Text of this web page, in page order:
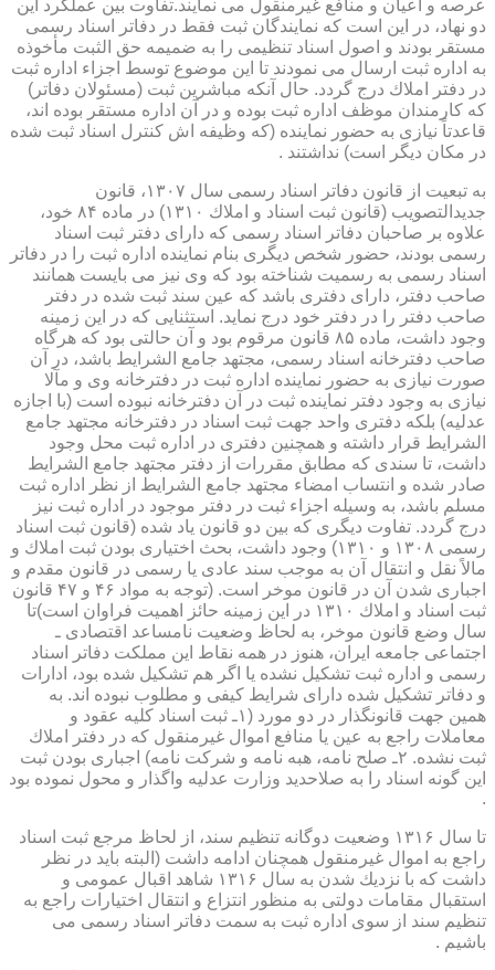
عرصه و اعیان و منافع غیرمنقول می نمایند.تفاوت بین عملكرد این
دو نهاد، در این است كه نمایندگان ثبت فقط در دفاتر اسناد رسمی
مستقر بودند و اصول اسناد تنظیمی را به ضمیمه حق الثبت مأخوذه
به اداره ثبت ارسال می نمودند تا این موضوع توسط اجزاء اداره ثبت
در دفتر املاك درج گردد. حال آنكه مباشرین ثبت (مسئولان دفاتر)
كه كارمندان موظف اداره ثبت بوده و در آن اداره مستقر بوده اند،
قاعدتاً نیازی به حضور نماینده (كه وظیفه اش كنترل اسناد ثبت شده
در مكان دیگر است) نداشتند .
به تبعیت از قانون دفاتر اسناد رسمی سال ۱۳۰۷، قانون
جدیدالتصویب (قانون ثبت اسناد و املاك ۱۳۱۰) در ماده ۸۴ خود،
علاوه بر صاحبان دفاتر اسناد رسمی كه دارای دفتر ثبت اسناد
رسمی بودند، حضور شخص دیگری بنام نماینده اداره ثبت را در دفاتر
اسناد رسمی به رسمیت شناخته بود كه وی نیز می بایست همانند
صاحب دفتر، دارای دفتری باشد كه عین سند ثبت شده در دفتر
صاحب دفتر را در دفتر خود درج نماید. استثنایی كه در این زمینه
وجود داشت، ماده ۸۵ قانون مرقوم بود و آن حالتی بود كه هرگاه
صاحب دفترخانه اسناد رسمی، مجتهد جامع الشرایط باشد، در آن
صورت نیازی به حضور نماینده اداره ثبت در دفترخانه وی و مآلا
نیازی به وجود دفتر نماینده ثبت در آن دفترخانه نبوده است (با اجازه
عدلیه) بلكه دفتری واحد جهت ثبت اسناد در دفترخانه مجتهد جامع
الشرایط قرار داشته و همچنین دفتری در اداره ثبت محل وجود
داشت، تا سندی كه مطابق مقررات از دفتر مجتهد جامع الشرایط
صادر شده و انتساب امضاء مجتهد جامع الشرایط از نظر اداره ثبت
مسلم باشد، به وسیله اجزاء ثبت در دفتر موجود در اداره ثبت نیز
درج گردد. تفاوت دیگری كه بین دو قانون یاد شده (قانون ثبت اسناد
رسمی ۱۳۰۸ و ۱۳۱۰) وجود داشت، بحث اختیاری بودن ثبت املاك و
مالاً نقل و انتقال آن به موجب سند عادی یا رسمی در قانون مقدم و
اجباری شدن آن در قانون موخر است. (توجه به مواد ۴۶ و ۴۷ قانون
ثبت اسناد و املاك ۱۳۱۰ در این زمینه حائز اهمیت فراوان است)تا
سال وضع قانون موخر، به لحاظ وضعیت نامساعد اقتصادی ـ
اجتماعی جامعه ایران، هنوز در همه نقاط این مملكت دفاتر اسناد
رسمی و اداره ثبت تشكیل نشده یا اگر هم تشكیل شده بود، ادارات
و دفاتر تشكیل شده دارای شرایط كیفی و مطلوب نبوده اند. به
همین جهت قانونگذار در دو مورد (۱ـ ثبت اسناد كلیه عقود و
معاملات راجع به عین یا منافع اموال غیرمنقول كه در دفتر املاك
ثبت نشده. ۲ـ صلح نامه، هبه نامه و شركت نامه) اجباری بودن ثبت
این گونه اسناد را به صلاحدید وزارت عدلیه واگذار و محول نموده بود
.
تا سال ۱۳۱۶ وضعیت دوگانه تنظیم سند، از لحاظ مرجع ثبت اسناد
راجع به اموال غیرمنقول همچنان ادامه داشت (البته باید در نظر
داشت كه با نزدیك شدن به سال ۱۳۱۶ شاهد اقبال عمومی و
استقبال مقامات دولتی به منظور انتزاع و انتقال اختیارات راجع به
تنظیم سند از سوی اداره ثبت به سمت دفاتر اسناد رسمی می
باشیم .